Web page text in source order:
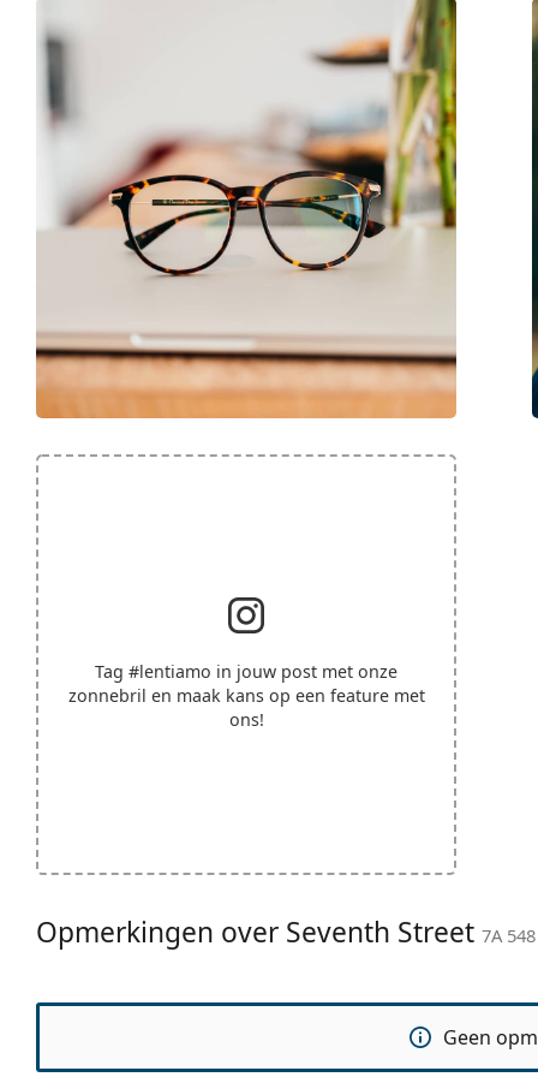
Tag #lentiamo in jouw post met onze
zonnebril en maak kans op een feature met
ons!
Opmerkingen over Seventh Street 7A
Geen